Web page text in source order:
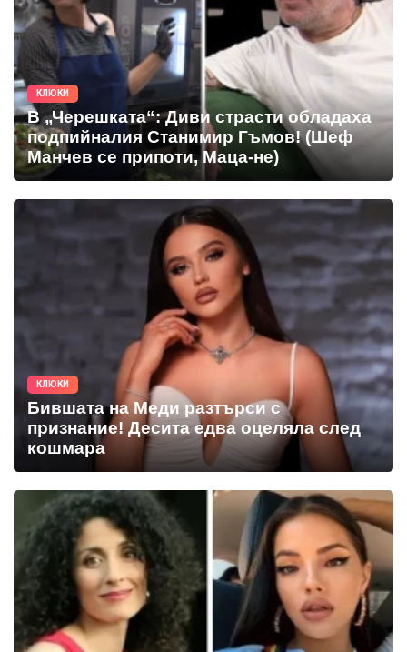
КЛЮКИ
В „Черешката“: Диви страсти обладаха
подпийналия Станимир Гъмов! (Шеф
Манчев се припоти, Маца-не)
КЛЮКИ
Бившата на Меди разтърси с
признание! Десита едва оцеляла след
кошмара